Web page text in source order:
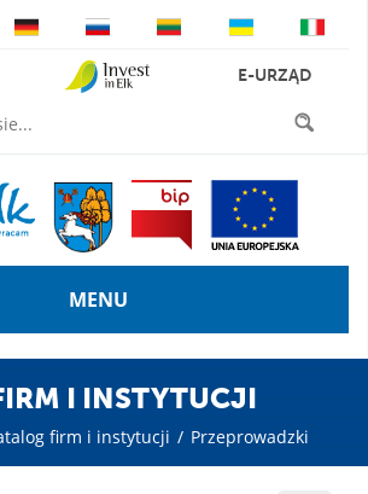
E-URZĄD
MENU
I INSTYTUCJI
firm i instytucji / Przeprowadzki